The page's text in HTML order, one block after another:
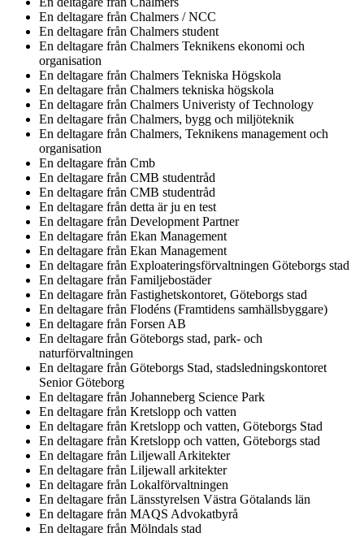
En deltagare från Chalmers / NCC
En deltagare från Chalmers student
En deltagare från Chalmers Teknikens ekonomi och
organisation
En deltagare från Chalmers Tekniska Högskola
En deltagare från Chalmers tekniska högskola
En deltagare från Chalmers Univeristy of Technology
En deltagare från Chalmers, bygg och miljöteknik
En deltagare från Chalmers, Teknikens management och
organisation
En deltagare från Cmb
En deltagare från CMB studentråd
En deltagare från CMB studentråd
En deltagare från detta är ju en test
En deltagare från Development Partner
En deltagare från Ekan Management
En deltagare från Ekan Management
En deltagare från Exploateringsförvaltningen Göteborgs stad
En deltagare från Familjebostäder
En deltagare från Fastighetskontoret, Göteborgs stad
En deltagare från Flodéns (Framtidens samhällsbyggare)
En deltagare från Forsen AB
En deltagare från Göteborgs stad, park- och
naturförvaltningen
En deltagare från Göteborgs Stad, stadsledningskontoret
Senior Göteborg
En deltagare från Johanneberg Science Park
En deltagare från Kretslopp och vatten
En deltagare från Kretslopp och vatten, Göteborgs Stad
En deltagare från Kretslopp och vatten, Göteborgs stad
En deltagare från Liljewall Arkitekter
En deltagare från Liljewall arkitekter
En deltagare från Lokalförvaltningen
En deltagare från Länsstyrelsen Västra Götalands län
En deltagare från MAQS Advokatbyrå
En deltagare från Mölndals stad